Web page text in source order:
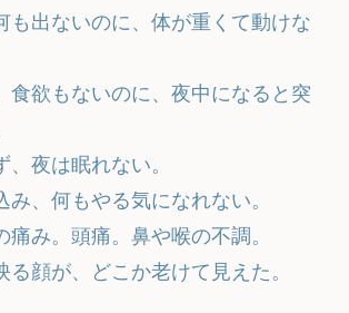
も出ないのに、体が重くて動けな
食欲もないのに、夜中になると突
夜は眠れない。
み、何もやる気になれない。
痛み。頭痛。鼻や喉の不調。
る顔が、どこか老けて見えた。